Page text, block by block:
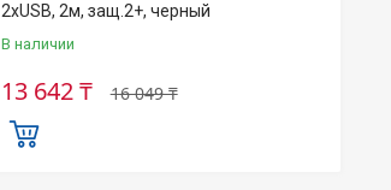
2хUSB, 2м, защ.2+, черный
В наличии
16 049 ₸
13 642 ₸